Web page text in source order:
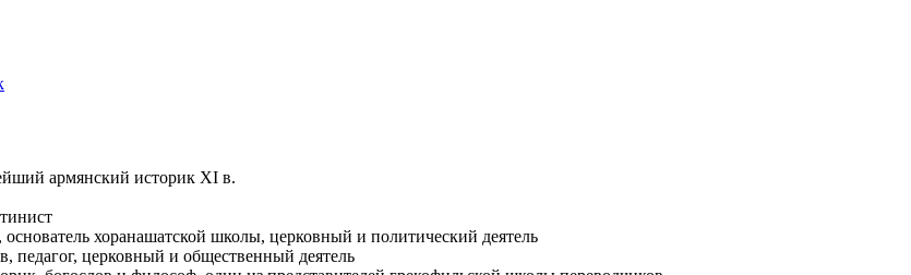
армянский историк XI в.
хоранашатской школы, церковный и политический деятель
педагог, церковный и общественный деятель